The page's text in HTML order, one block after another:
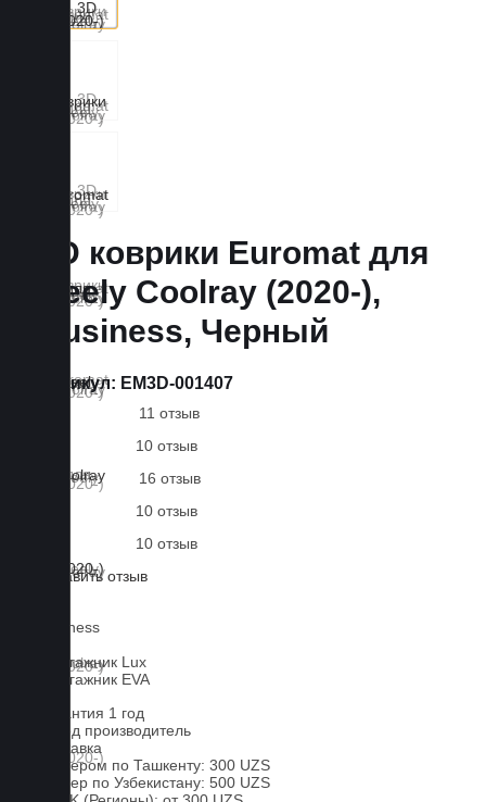
3D коврики Euromat для
Geely Coolray (2020-),
Business, Черный
Артикул: EM3D-001407
11 отзыв
10 отзыв
16 отзыв
10 отзыв
10 отзыв
Оставить отзыв
Business
В багажник Lux
В багажник EVA
Гарантия 1 год
Завод производитель
Доставка
Курьером по Ташкенту: 300 UZS
Курьер по Узбекистану: 500 UZS